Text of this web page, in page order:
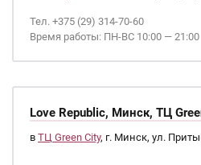
Тел. +375 (29) 314-70-60
Время работы: ПН-ВС 10:00 — 21:00
Love Republic, Минск, ТЦ
в ТЦ Green City, г. Минск, ул.